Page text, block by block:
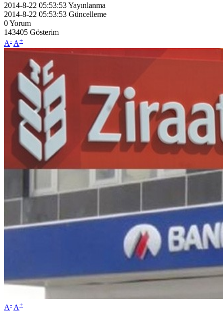
2014-8-22 05:53:53Yayınlanma
2014-8-22 05:53:53 Güncelleme
0Yorum
143405 Gösterim
A- A+
A- A+